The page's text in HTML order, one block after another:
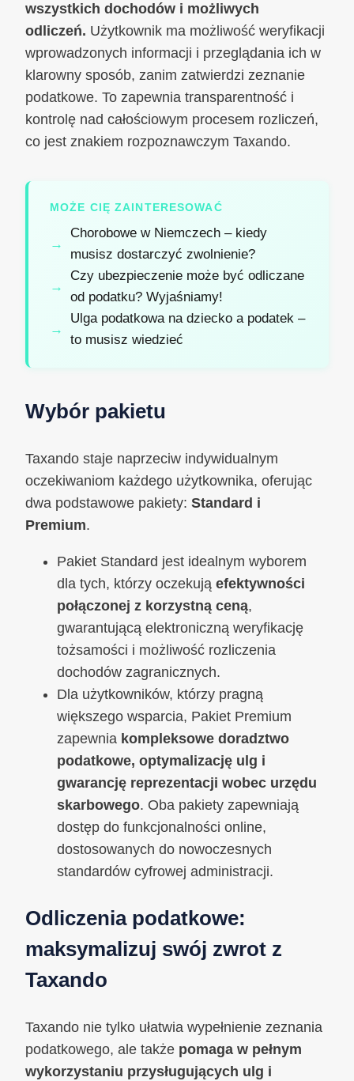
wszystkich dochodów i możliwych
odliczeń. Użytkownik ma możliwość weryfikacji
wprowadzonych informacji i przeglądania ich w
klarowny sposób, zanim zatwierdzi zeznanie
podatkowe. To zapewnia transparentność i
kontrolę nad całościowym procesem rozliczeń,
co jest znakiem rozpoznawczym Taxando.
MOŻE CIĘ ZAINTERESOWAĆ
Chorobowe w Niemczech – kiedy
musisz dostarczyć zwolnienie?
Czy ubezpieczenie może być odliczane
od podatku? Wyjaśniamy!
Ulga podatkowa na dziecko a podatek –
to musisz wiedzieć
Wybór pakietu
Taxando staje naprzeciw indywidualnym
oczekiwaniom każdego użytkownika, oferując
dwa podstawowe pakiety: Standard i
Premium.
Pakiet Standard jest idealnym wyborem
dla tych, którzy oczekują efektywności
połączonej z korzystną ceną,
gwarantującą elektroniczną weryfikację
tożsamości i możliwość rozliczenia
dochodów zagranicznych.
Dla użytkowników, którzy pragną
większego wsparcia, Pakiet Premium
zapewnia kompleksowe doradztwo
podatkowe, optymalizację ulg i
gwarancję reprezentacji wobec urzędu
skarbowego. Oba pakiety zapewniają
dostęp do funkcjonalności online,
dostosowanych do nowoczesnych
standardów cyfrowej administracji.
Odliczenia podatkowe:
maksymalizuj swój zwrot z
Taxando
Taxando nie tylko ułatwia wypełnienie zeznania
podatkowego, ale także pomaga w pełnym
wykorzystaniu przysługujących ulg i